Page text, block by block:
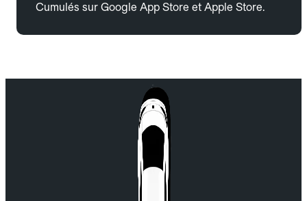
Cumulés sur Google App Store et Apple Store.